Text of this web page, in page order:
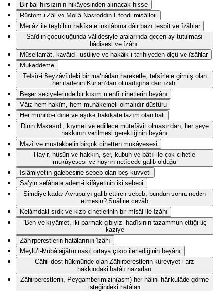
Bir bal hırsızının hikâyesinden alınacak hisse
Rüstem-i Zâl ve Mollâ Nasreddîn Efendi misâlleri
Mecâz ile teşbîhin hakîkate inkılâbına dâir bazı tesbît ve îzâhlar
Saîd’in çocukluğunda vâlidesiyle aralarında geçen ay tutulması
hâdisesi ve îzâhı.
Müsellamât, kavâid-i usûliye ve hakâik-i tarihiyeden ölçü ve îzâhlar
Mukaddeme
Tefsîr-i Beyzâvî’deki bir ma‘nâdan hareketle, tefsîrlere girmiş olan
her ifâdenin Kur’ân’dan olmadığına dâir îzâh.
Beşer seciyelerinde bir kısım menfî cihetlerin beyânı
Vâiz hem hakîm, hem muhâkemeli olmalıdır düstûru
Her muhibb-i dîne ve âşık-ı hakîkate lâzım olan hâli
Dinin Makāsıdı, kıymet ve edillece mütefâvit olmasından, her şeye
hakkının verilmesi gerektiğinin beyânı
Mazî ve müstakbelin birçok cihetten mukâyesesi
Hayır, hüsün ve hakkın, şer, kubuh ve bâtıl ile çok cihetle
mukâyesesi ve hayrın netîcede gālib olduğu
İslâmiyet’in galebesine sebeb olan beş kuvveti
Sa‘yin sefâhate adem-i kifâyetinin iki sebebi
Şimdiye kadar Avrupa’yı gālib ettiren sebeb, bundan sonra neden
etmesin? Suâline cevâb
Kelâmdaki sıdk ve kizb cihetlerinin bir misâl ile îzâhı
“Ben ve kıyâmet, iki parmak gibiyiz” hadîsinin tazammun ettiği üç
kaziye
Zâhirperestlerin hatâlarının îzâhı
Meylü’l-Mübâlağâtın nasıl ortaya çıkıp ilerlediğinin beyânı
Câhil dost hükmünde olan Zâhirperestlerin küreviyet-i arz
hakkındaki hatâlı nazarları
Zâhirperestlerin, Peygamberimizin(asm) her hâlini hârikulâde görme
isteğindeki hatâları